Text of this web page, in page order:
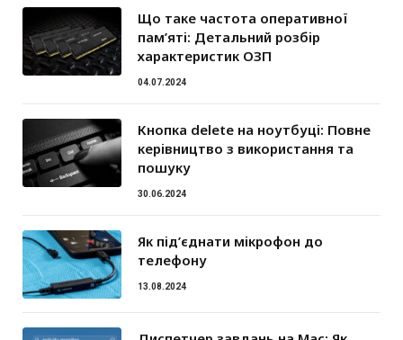
Що таке частота оперативної
пам’яті: Детальний розбір
характеристик ОЗП
04.07.2024
Кнопка delete на ноутбуці: Повне
керівництво з використання та
пошуку
30.06.2024
Як під’єднати мікрофон до
телефону
13.08.2024